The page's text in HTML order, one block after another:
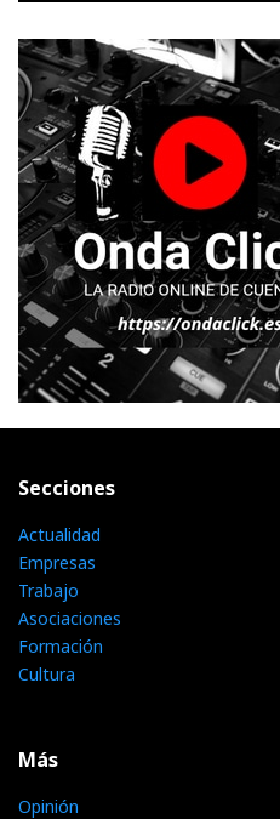
Secciones
Actualidad
Empresas
Trabajo
Asociaciones
Formación
Cultura
Más
Opinión